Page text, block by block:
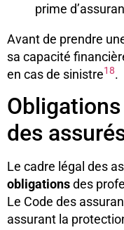
prime
Avant de prendre
sa capacité
en cas de sinistre18.
des
Le cadre légal des
obligationsdes
Le Code des
assurant la